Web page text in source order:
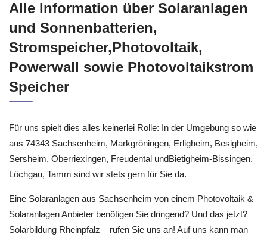
Alle Information über Solaranlagen
und Sonnenbatterien,
Stromspeicher,Photovoltaik,
Powerwall sowie Photovoltaikstrom
Speicher
Für uns spielt dies alles keinerlei Rolle: In der Umgebung so wie
aus 74343 Sachsenheim, Markgröningen, Erligheim, Besigheim,
Sersheim, Oberriexingen, Freudental undBietigheim-Bissingen,
Löchgau, Tamm sind wir stets gern für Sie da.
Eine Solaranlagen aus Sachsenheim von einem Photovoltaik &
Solaranlagen Anbieter benötigen Sie dringend? Und das jetzt?
Solarbildung Rheinpfalz – rufen Sie uns an! Auf uns kann man